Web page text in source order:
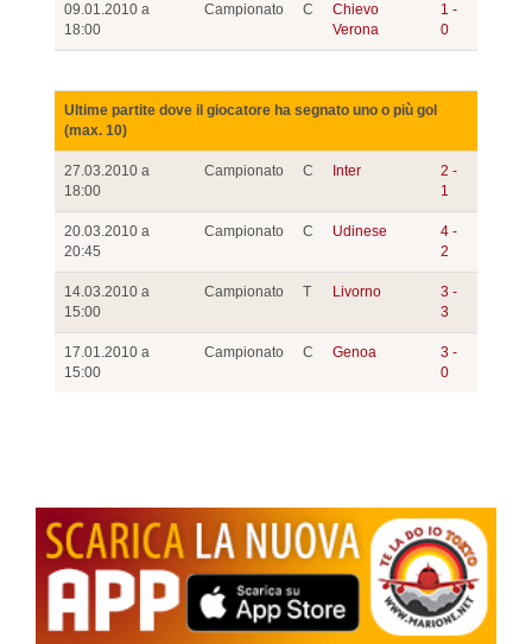
09.01.2010 a
18:00
Campionato C
Chievo
Verona
1 -
0
Ultime partite dove il giocatore ha segnato uno o più gol
(max. 10)
27.03.2010 a
18:00
Campionato C Inter
2 -
1
20.03.2010 a
20:45
Campionato C Udinese
4 -
2
14.03.2010 a
15:00
Campionato T Livorno
3 -
3
17.01.2010 a
15:00
Campionato C Genoa
3 -
0